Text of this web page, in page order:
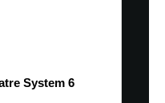
System 6